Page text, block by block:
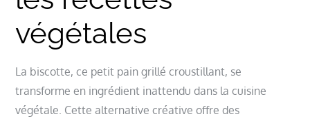
végétales
La biscotte, ce petit pain grillé croustillant, se
transforme en ingrédient inattendu dans la cuisine
végétale. Cette alternative créative offre des